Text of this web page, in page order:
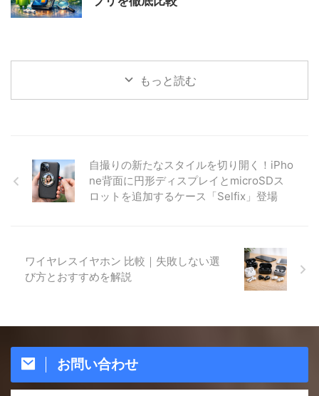
もっと読む
自撮りの新たなスタイルを切り開く！iPho
ne背面に円形ディスプレイとmicroSDス
ロットを追加するケース「Selfix」登場
ワイヤレスイヤホン 比較｜失敗しない選
び方とおすすめを解説
お問い合わせ